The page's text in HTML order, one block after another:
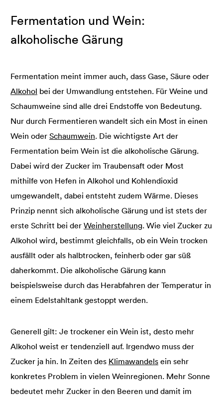
Fermentation und Wein:
alkoholische Gärung
Fermentation meint immer auch, dass Gase, Säure oder
Alkohol bei der Umwandlung entstehen. Für Weine und
Schaumweine sind alle drei Endstoffe von Bedeutung.
Nur durch Fermentieren wandelt sich ein Most in einen
Wein oder Schaumwein. Die wichtigste Art der
Fermentation beim Wein ist die alkoholische Gärung.
Dabei wird der Zucker im Traubensaft oder Most
mithilfe von Hefen in Alkohol und Kohlendioxid
umgewandelt, dabei entsteht zudem Wärme. Dieses
Prinzip nennt sich alkoholische Gärung und ist stets der
erste Schritt bei der Weinherstellung. Wie viel Zucker zu
Alkohol wird, bestimmt gleichfalls, ob ein Wein trocken
ausfällt oder als halbtrocken, feinherb oder gar süß
daherkommt. Die alkoholische Gärung kann
beispielsweise durch das Herabfahren der Temperatur in
einem Edelstahltank gestoppt werden.
Generell gilt: Je trockener ein Wein ist, desto mehr
Alkohol weist er tendenziell auf. Irgendwo muss der
Zucker ja hin. In Zeiten des Klimawandels ein sehr
konkretes Problem in vielen Weinregionen. Mehr Sonne
bedeutet mehr Zucker in den Beeren und damit im